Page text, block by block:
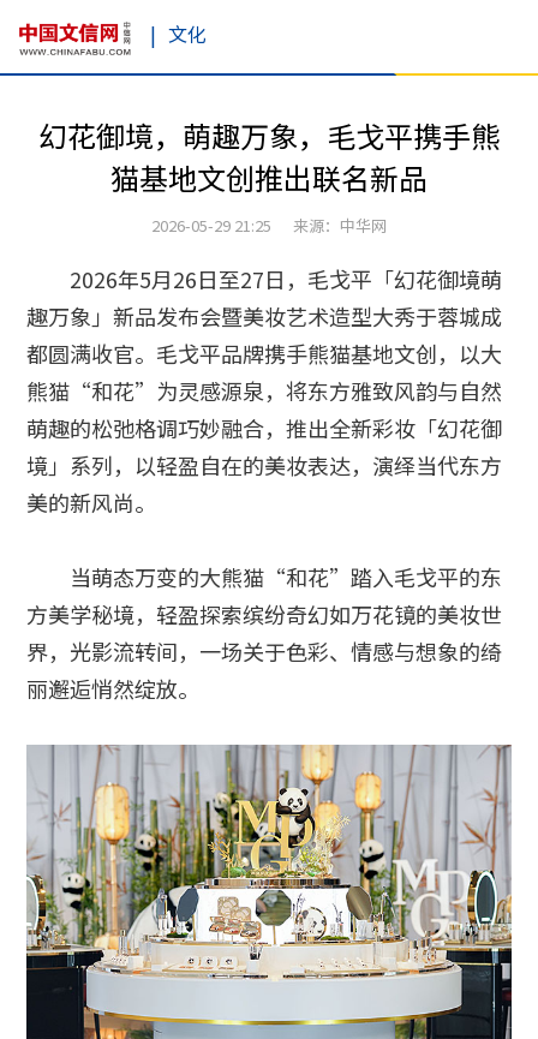
| 文化
幻花御境，萌趣万象，毛戈平携手熊
猫基地文创推出联名新品
2026-05-29 21:25 来源：中华网
2026年5月26日至27日，毛戈平「幻花御境萌
趣万象」新品发布会暨美妆艺术造型大秀于蓉城成
都圆满收官。毛戈平品牌携手熊猫基地文创，以大
熊猫“和花”为灵感源泉，将东方雅致风韵与自然
萌趣的松弛格调巧妙融合，推出全新彩妆「幻花御
境」系列，以轻盈自在的美妆表达，演绎当代东方
美的新风尚。
当萌态万变的大熊猫“和花”踏入毛戈平的东
方美学秘境，轻盈探索缤纷奇幻如万花镜的美妆世
界，光影流转间，一场关于色彩、情感与想象的绮
丽邂逅悄然绽放。